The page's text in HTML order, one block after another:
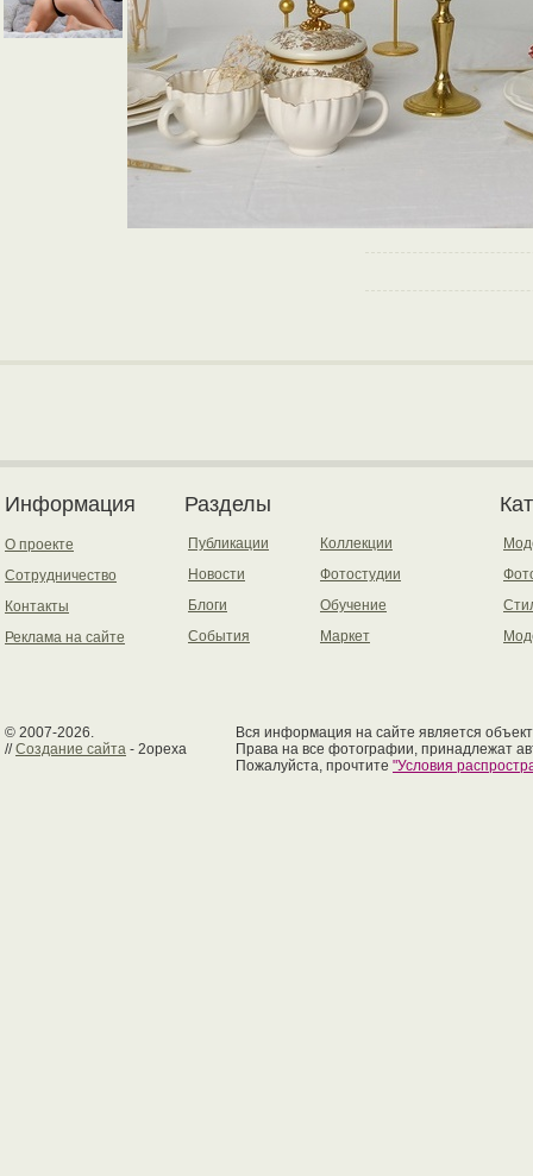
Информация
О проекте
Сотрудничество
Контакты
Реклама на сайте
Разделы
Публикации
Новости
Блоги
События
Коллекции
Фотостудии
Обучение
Маркет
© 2007-2026.
//Создание сайта - 2opexa
Вся информация на сайте является
Права на все фотографии, принадлежат
Пожалуйста, прочтите "Условия